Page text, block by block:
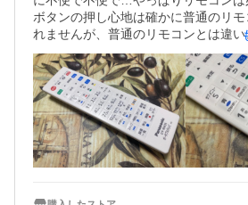
ボタンの押し心地は確かに普通のリ
れませんが、普通のリモコンとは違い
間に隙間が無いので埃が溜まったりな
いリモコンだと気に入っています。